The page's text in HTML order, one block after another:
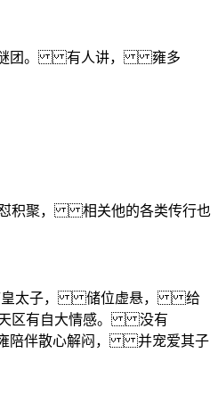
谜团。 有人讲， 雍多
聚， 相关他的各类传行也
皇太子， 储位虚悬， 给
区有自大情感。 没有
陪伴散心解闷， 并宠爱其子